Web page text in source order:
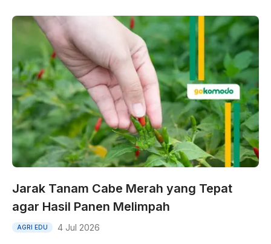
Jarak Tanam Cabe Merah yang Tepat
agar Hasil Panen Melimpah
AGRI EDU 4 Jul 2026